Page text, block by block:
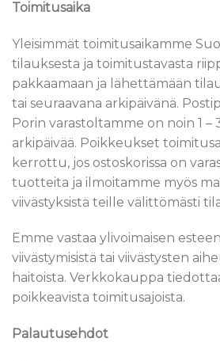
Toimitusaika
Yleisimmät toimitusaikamme
tilauksesta ja toimitustavasta
pakkaamaan ja lähettämään
tai seuraavana arkipäivänä.
Porin varastoltamme on noin 1 –
arkipäivää. Poikkeukset
kerrottu, jos ostoskorissa on
tuotteita ja ilmoitamme myös
viivästyksistä teille välittömästi
Emme vastaa ylivoimaisen
viivästymisistä tai viivästysten
haitoista. Verkkokauppa
poikkeavista toimitusajoista.
Palautusehdot